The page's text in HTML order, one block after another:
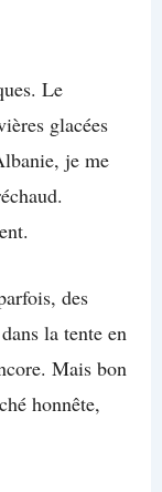
Le
glacées
je me
des
la tente en
Mais bon
honnête,